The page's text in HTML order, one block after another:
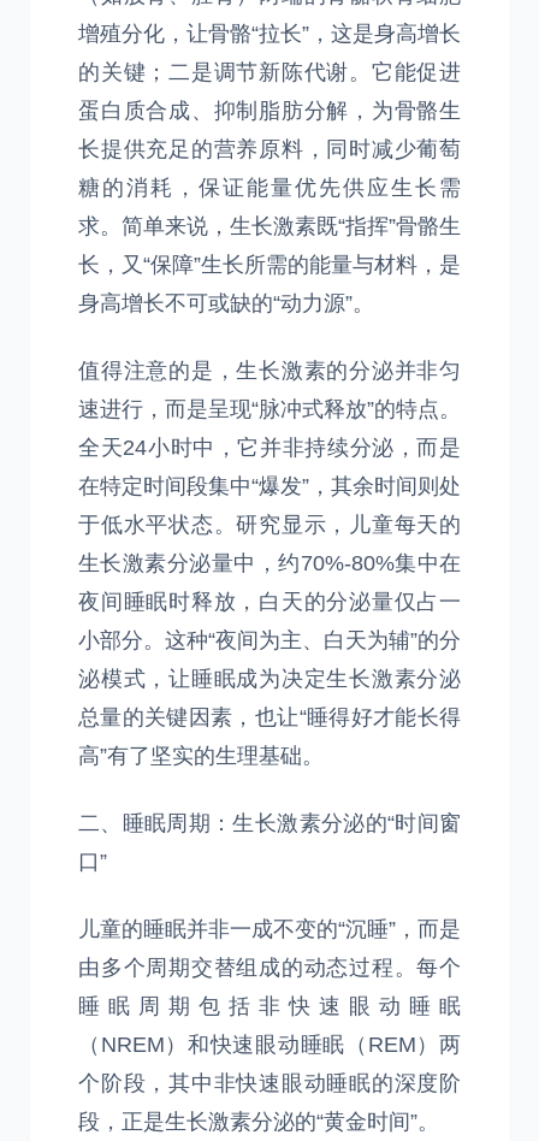
增殖分化，让骨骼“拉长”，这是身高增长
的关键；二是调节新陈代谢。它能促进
蛋白质合成、抑制脂肪分解，为骨骼生
长提供充足的营养原料，同时减少葡萄
糖的消耗，保证能量优先供应生长需
求。简单来说，生长激素既“指挥”骨骼生
长，又“保障”生长所需的能量与材料，是
身高增长不可或缺的“动力源”。
值得注意的是，生长激素的分泌并非匀
速进行，而是呈现“脉冲式释放”的特点。
全天24小时中，它并非持续分泌，而是
在特定时间段集中“爆发”，其余时间则处
于低水平状态。研究显示，儿童每天的
生长激素分泌量中，约70%-80%集中在
夜间睡眠时释放，白天的分泌量仅占一
小部分。这种“夜间为主、白天为辅”的分
泌模式，让睡眠成为决定生长激素分泌
总量的关键因素，也让“睡得好才能长得
高”有了坚实的生理基础。
二、睡眠周期：生长激素分泌的“时间窗
口”
儿童的睡眠并非一成不变的“沉睡”，而是
由多个周期交替组成的动态过程。每个
睡眠周期包括非快速眼动睡眠
（NREM）和快速眼动睡眠（REM）两
个阶段，其中非快速眼动睡眠的深度阶
段，正是生长激素分泌的“黄金时间”。